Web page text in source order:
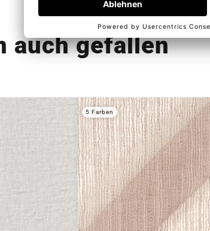
auch gefallen
5 Farben